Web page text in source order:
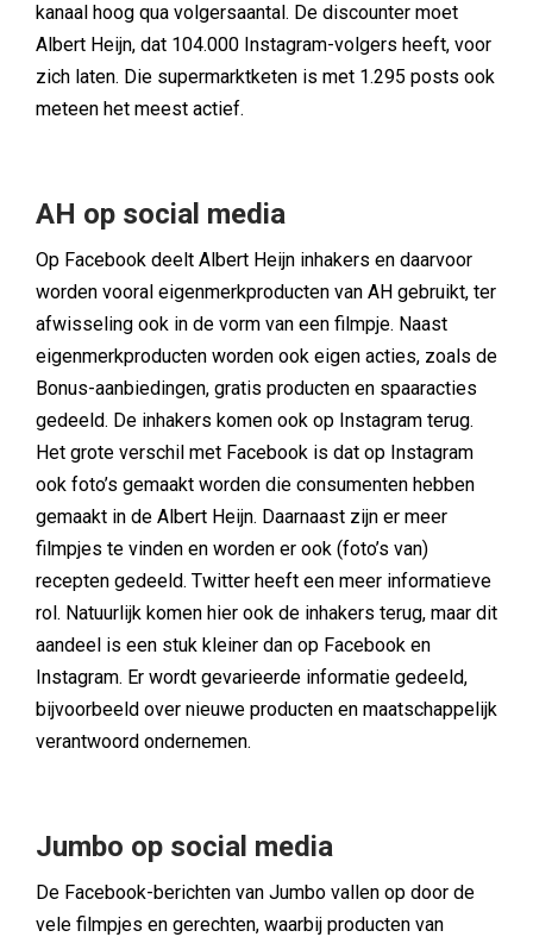
kanaal hoog qua volgersaantal. De discounter moet
Albert Heijn, dat 104.000 Instagram-volgers heeft, voor
zich laten. Die supermarktketen is met 1.295 posts ook
meteen het meest actief.
AH op social media
Op Facebook deelt Albert Heijn inhakers en daarvoor
worden vooral eigenmerkproducten van AH gebruikt, ter
afwisseling ook in de vorm van een filmpje. Naast
eigenmerkproducten worden ook eigen acties, zoals de
Bonus-aanbiedingen, gratis producten en spaaracties
gedeeld. De inhakers komen ook op Instagram terug.
Het grote verschil met Facebook is dat op Instagram
ook foto’s gemaakt worden die consumenten hebben
gemaakt in de Albert Heijn. Daarnaast zijn er meer
filmpjes te vinden en worden er ook (foto’s van)
recepten gedeeld. Twitter heeft een meer informatieve
rol. Natuurlijk komen hier ook de inhakers terug, maar dit
aandeel is een stuk kleiner dan op Facebook en
Instagram. Er wordt gevarieerde informatie gedeeld,
bijvoorbeeld over nieuwe producten en maatschappelijk
verantwoord ondernemen.
Jumbo op social media
De Facebook-berichten van Jumbo vallen op door de
vele filmpjes en gerechten, waarbij producten van